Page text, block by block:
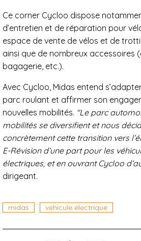
Ce corner Cycloo dispose
d’entretien et de réparation pour
espace de vente de vélos et de
ainsi que de nombreux accessoires
bagagerie, etc.).
Avec Cycloo, Midas entend
parc roulant et affirmer son
nouvelles mobilités. "Le parc
mobilités se diversifient et nous
concrètement cette transition vers
E-Révision d’une part pour les
électriques, et en ouvrant Cycloo
dirigeant.
midas véhicule électrique